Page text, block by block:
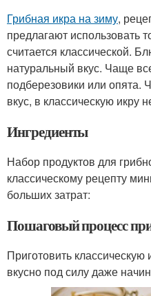
Грибная икра на зиму,
предлагают использовать
считается классической.
натуральный вкус. Чаще
подберезовики или опята.
вкус, в классическую икру
Ингредиенты
Набор продуктов для
классическому рецепту
больших затрат:
Пошаговый процесс
Приготовить классическую
вкусно под силу даже